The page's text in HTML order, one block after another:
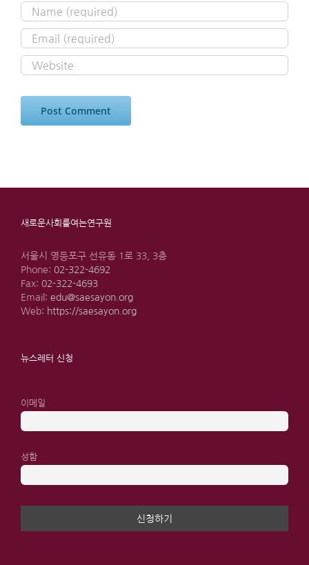
새로운사회를여는연구원
서울시 영등포구 선유동 1로 33, 3층
Phone: 02-322-4692
Fax: 02-322-4693
Email: edu@saesayon.org
Web: https://saesayon.org
뉴스레터 신청
이메일
성함